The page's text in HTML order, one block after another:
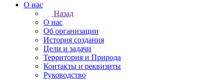
О нас
Назад
О нас
Об организации
История создания
Цели и задачи
Территория и Природа
Контакты и реквизиты
Руководство